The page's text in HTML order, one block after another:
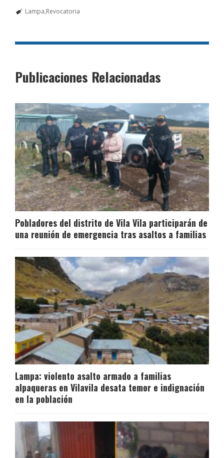
Lampa Revocatoria
Publicaciones Relacionadas
Pobladores del distrito de Vila Vila participarán de
una reunión de emergencia tras asaltos a familias
Lampa: violento asalto armado a familias
alpaqueras en Vilavila desata temor e indignación
en la población